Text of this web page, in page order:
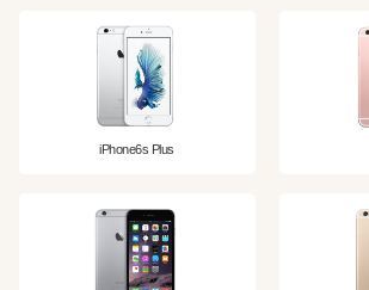
iPhone6s Plus